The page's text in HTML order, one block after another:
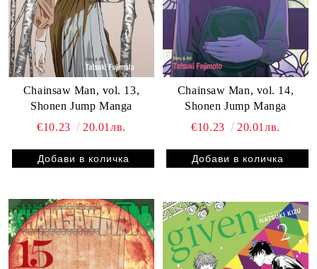
Chainsaw Man, vol. 13,
Shonen Jump Manga
€10.23
20.01лв.
Chainsaw Man, vol. 14,
Shonen Jump Manga
€10.23
20.01лв.